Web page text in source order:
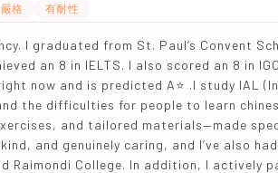
嚴格 有耐性
I graduated from St. Paul’s Convent
an 8 in IELTS. I also scored an 8 in
now and is predicted A⭐️ .I study IAL
the difficulties for people to learn
and tailored materials—made
and genuinely caring, and I’ve also
Raimondi College. In addition, I actively